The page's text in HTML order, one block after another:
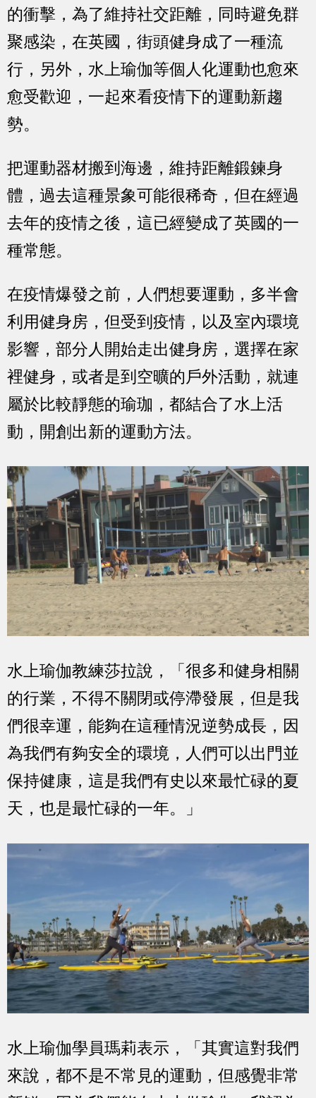
的衝擊，為了維持社交距離，同時避免群
聚感染，在英國，街頭健身成了一種流
行，另外，水上瑜伽等個人化運動也愈來
愈受歡迎，一起來看疫情下的運動新趨
勢。
把運動器材搬到海邊，維持距離鍛鍊身
體，過去這種景象可能很稀奇，但在經過
去年的疫情之後，這已經變成了英國的一
種常態。
在疫情爆發之前，人們想要運動，多半會
利用健身房，但受到疫情，以及室內環境
影響，部分人開始走出健身房，選擇在家
裡健身，或者是到空曠的戶外活動，就連
屬於比較靜態的瑜珈，都結合了水上活
動，開創出新的運動方法。
水上瑜伽教練莎拉說，「很多和健身相關
的行業，不得不關閉或停滯發展，但是我
們很幸運，能夠在這種情況逆勢成長，因
為我們有夠安全的環境，人們可以出門並
保持健康，這是我們有史以來最忙碌的夏
天，也是最忙碌的一年。」
水上瑜伽學員瑪莉表示，「其實這對我們
來說，都不是不常見的運動，但感覺非常